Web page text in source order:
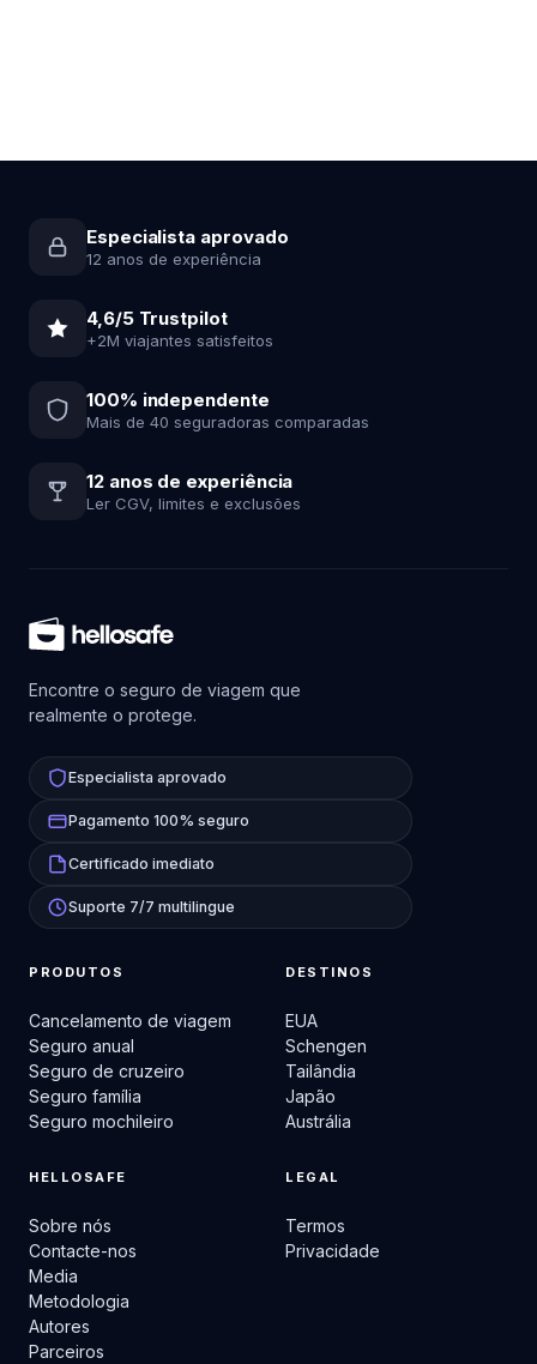
Especialista aprovado
12 anos de experiência
4,6/5 Trustpilot
+2M viajantes satisfeitos
100% independente
Mais de 40 seguradoras comparadas
12 anos de experiência
Ler CGV, limites e exclusões
Encontre o seguro de viagem que
realmente o protege.
Especialista aprovado
Pagamento 100% seguro
Certificado imediato
Suporte 7/7 multilingue
PRODUTOS
Cancelamento de viagem
Seguro anual
Seguro de cruzeiro
Seguro família
Seguro mochileiro
DESTINOS
EUA
Schengen
Tailândia
Japão
Austrália
HELLOSAFE
Sobre nós
Contacte-nos
Media
Metodologia
Autores
Parceiros
LEGAL
Termos
Privacidade